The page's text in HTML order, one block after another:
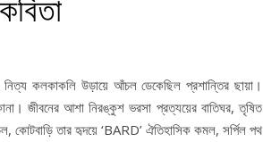
কলকাকলি উড়ায়ে আঁচল ডেকেছিল প্রশান্তির ছায়া।
জীবনের আশা নিরঙ্কুশ ভরসা প্রত্যয়ের বাতিঘর, তৃষিত
কোটবাড়ি তার হৃদয়ে ‘BARD’ ঐতিহাসিক কমল, সর্পিল পথ